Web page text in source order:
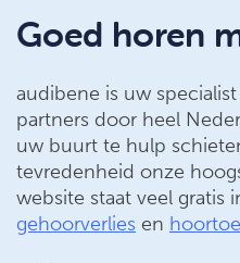
Goed horen
audibene is uw
partners door heel
uw buurt te hulp
tevredenheid onze
website staat veel gratis
gehoorverlies en